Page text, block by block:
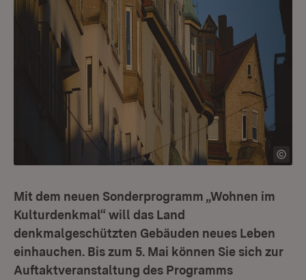
Mit dem neuen Sonderprogramm „Wohnen im
Kulturdenkmal“ will das Land
denkmalgeschützten Gebäuden neues Leben
einhauchen. Bis zum 5. Mai können Sie sich zur
Auftaktveranstaltung des Programms